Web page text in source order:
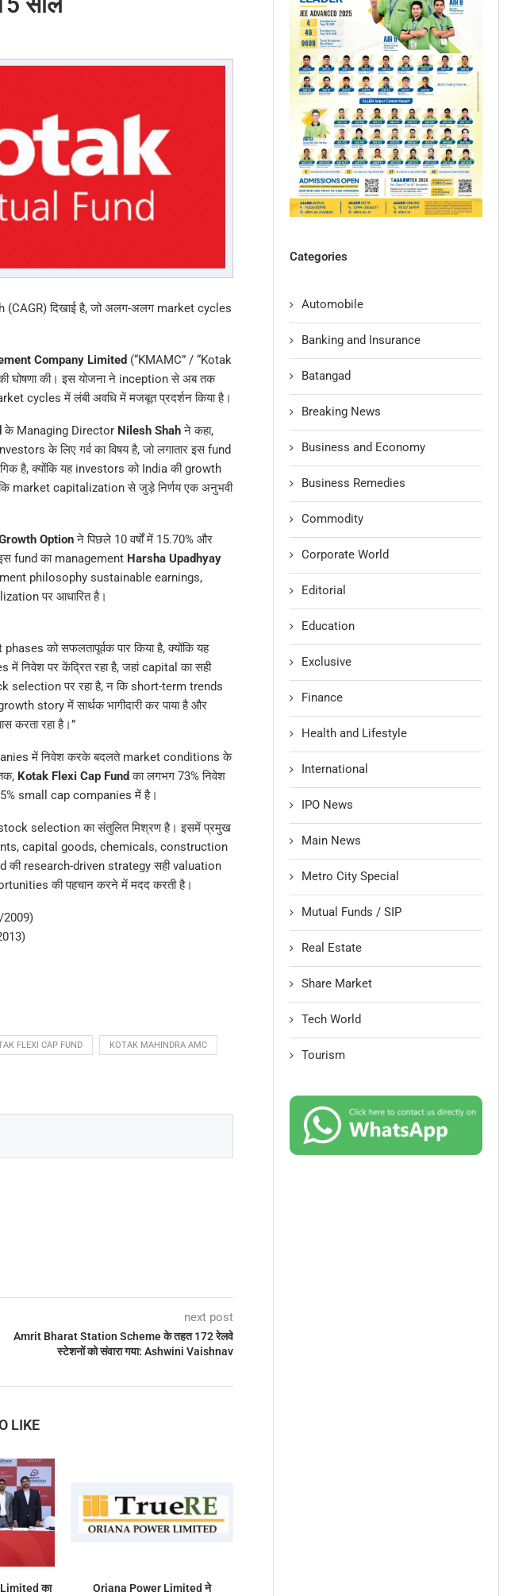
दिखाई है, जो अलग-अलग market cycles
Company Limited (“KMAMC” / “Kotak
घोषणा की। इस योजना ने inception से अब तक
cycles में लंबी अवधि में मजबूत प्रदर्शन किया है।
के Managing Director Nilesh Shahने कहा,
के लिए गर्व का विषय है, जो लगातार इस fund
है, क्योंकि यह investors को India की growth
market capitalization से जुड़े निर्णय एक अनुभवी
Optionने पिछले 10 वर्षों में 15.70% और
इस fund का management Harsha Upadhyay
philosophy sustainable earnings,
पर आधारित है।
को सफलतापूर्वक पार किया है, क्योंकि यह
पर केंद्रित रहा है, जहां capital का सही
selection पर रहा है, न कि short-term trends
story में सार्थक भागीदारी कर पाया है और
करता रहा है।”
में निवेश करके बदलते market conditions के
Kotak Flexi Cap Fund का लगभग 73% निवेश
small cap companies में है।
selection का संतुलित मिश्रण है। इसमें प्रमुख
capital goods, chemicals, construction
research-driven strategy सही valuation
की पहचान करने में मदद करती है।
2009)
FLEXI CAP FUND KOTAK MAHINDRA AMC
next post
Amrit Bharat Station Scheme के तहत 172 रेलवे
स्टेशनों को संवारा गया: Ashwini Vaishnav
LIKE
का
Oriana Power Limited ने
Categories
Automobile
Banking and Insurance
Batangad
Breaking News
Business and Economy
Business Remedies
Commodity
Corporate World
Editorial
Education
Exclusive
Finance
Health and Lifestyle
International
IPO News
Main News
Metro City Special
Mutual Funds / SIP
Real Estate
Share Market
Tech World
Tourism